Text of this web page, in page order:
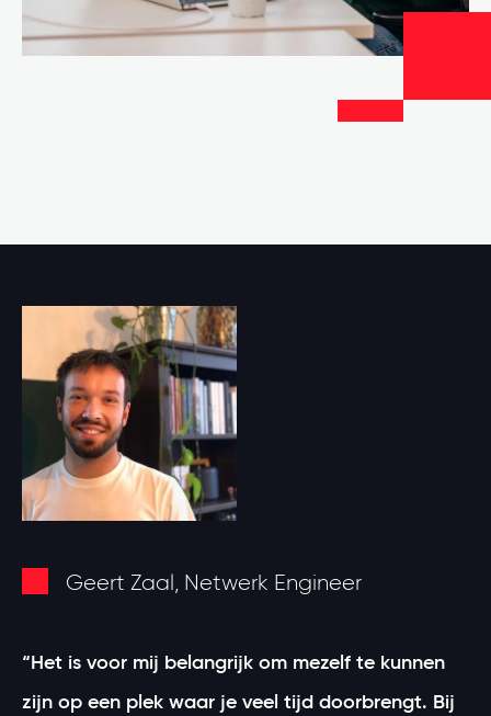
Geert Zaal, Netwerk Engineer
“Het is voor mij belangrijk om mezelf te kunnen
zijn op een plek waar je veel tijd doorbrengt. Bij